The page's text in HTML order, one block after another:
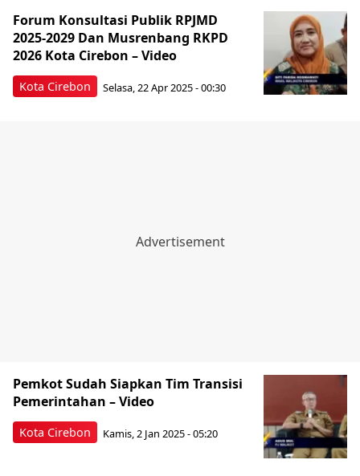
Kota Cirebon
Forum Konsultasi Publik RPJMD
2025-2029 Dan Musrenbang RKPD
2026 Kota Cirebon – Video
Selasa, 22 Apr 2025 - 00:30
Kota Cirebon
Pemkot Sudah Siapkan Tim Transisi
Pemerintahan – Video
Kamis, 2 Jan 2025 - 05:20